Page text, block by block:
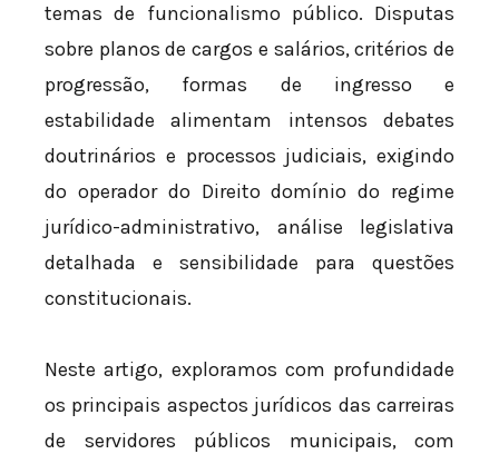
temas de funcionalismo público. Disputas
sobre planos de cargos e salários, critérios de
progressão, formas de ingresso e
estabilidade alimentam intensos debates
doutrinários e processos judiciais, exigindo
do operador do Direito domínio do regime
jurídico-administrativo, análise legislativa
detalhada e sensibilidade para questões
constitucionais.
Neste artigo, exploramos com profundidade
os principais aspectos jurídicos das carreiras
de servidores públicos municipais, com